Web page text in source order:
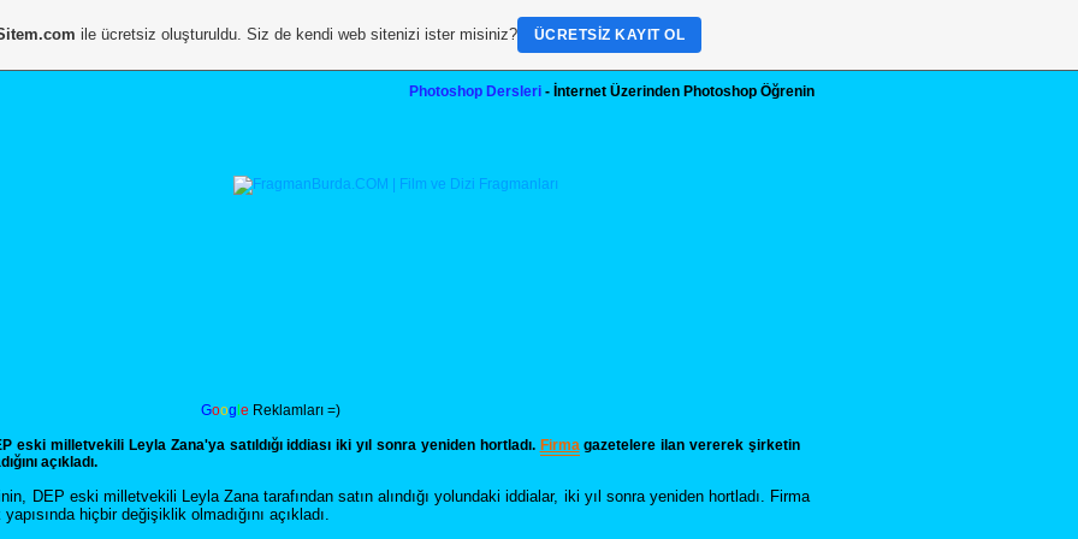
Photoshop Dersleri - İnternet Üzerinden Photoshop Öğrenin
Goog e Reklamları =)
eski milletvekili Leyla Zana'ya satıldığı iddiası iki yıl sonra yeniden hortladı. Firmagazetelere ilan vererek şirketin
açıkladı.
DEP eski milletvekili Leyla Zana tarafından satın alındığı yolundaki iddialar, iki yıl sonra yeniden hortladı. Firma
hiçbir değişiklik olmadığını açıkladı.
ile ücretsiz oluşturuldu. Siz de kendi web sitenizi ister misiniz? ÜCRETSIZ KAYIT OL